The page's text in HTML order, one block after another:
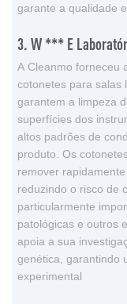
garante a qualidade
3. W *** E
A Cleanmo forneceu
cotonetes para salas
garantem a limpeza
superfícies dos
altos padrões de
produto. Os
remover
reduzindo o risco de
particularmente
patológicas e outros
apoia a sua
genética, garantindo
experimental